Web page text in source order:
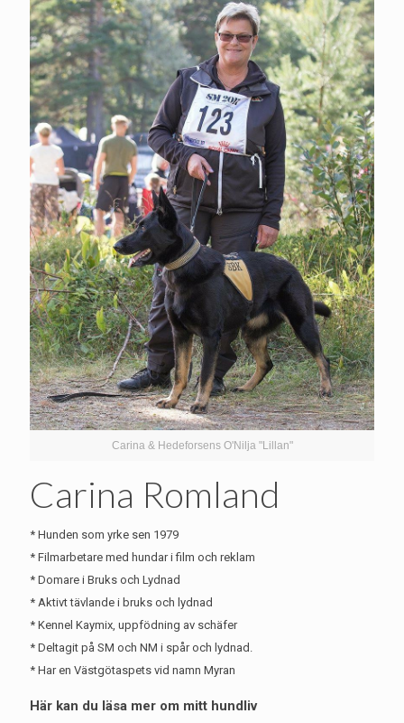
Carina & Hedeforsens O'Nilja "Lillan"
Carina Romland
* Hunden som yrke sen 1979
* Filmarbetare med hundar i film och reklam
* Domare i Bruks och Lydnad
* Aktivt tävlande i bruks och lydnad
* Kennel Kaymix, uppfödning av schäfer
* Deltagit på SM och NM i spår och lydnad.
* Har en Västgötaspets vid namn Myran
Här kan du läsa mer om mitt hundliv